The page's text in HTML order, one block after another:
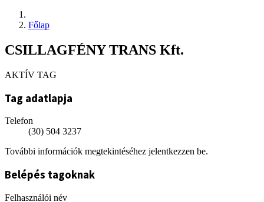
Főlap
CSILLAGFÉNY TRANS Kft.
AKTÍV TAG
Tag adatlapja
Telefon
(30) 504 3237
További információk megtekintéséhez jelentkezzen be.
Belépés tagoknak
Felhasználói név